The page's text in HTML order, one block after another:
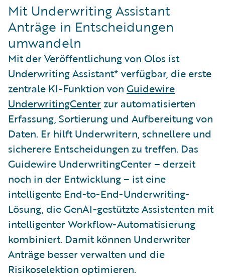
Mit Underwriting Assistant
Anträge in Entscheidungen
umwandeln
Mit der Veröffentlichung von Olos ist
Underwriting Assistant* verfügbar, die erste
zentrale KI-Funktion von Guidewire
UnderwritingCenterzur automatisierten
Erfassung, Sortierung und Aufbereitung von
Daten. Er hilft Underwritern, schnellere und
sicherere Entscheidungen zu treffen. Das
Guidewire UnderwritingCenter – derzeit
noch in der Entwicklung – ist eine
intelligente End-to-End-Underwriting-
Lösung, die GenAI-gestützte Assistenten mit
intelligenter Workflow-Automatisierung
kombiniert. Damit können Underwriter
Anträge besser verwalten und die
Risikoselektion optimieren.